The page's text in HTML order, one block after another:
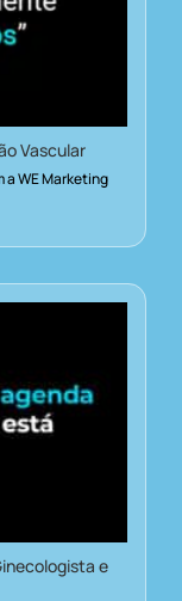
Vascular
a WE Marketing
e